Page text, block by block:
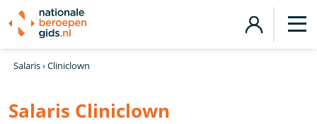
Salaris›Cliniclown
Salaris Cliniclown